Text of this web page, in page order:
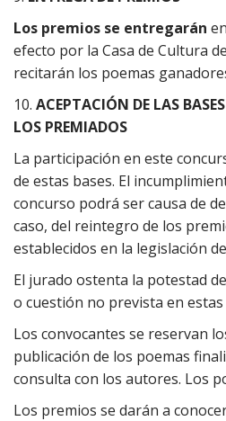
Los premios se entregarán
efecto por la Casa de Cultura
recitarán los poemas
10. ACEPTACIÓN DE LAS
LOS PREMIADOS
La participación en este
de estas bases. El
concurso podrá ser causa de
caso, del reintegro de los
establecidos en la legislación
El jurado ostenta la potestad
o cuestión no prevista en estas
Los convocantes se reservan
publicación de los poemas
consulta con los autores. Los
Los premios se darán a